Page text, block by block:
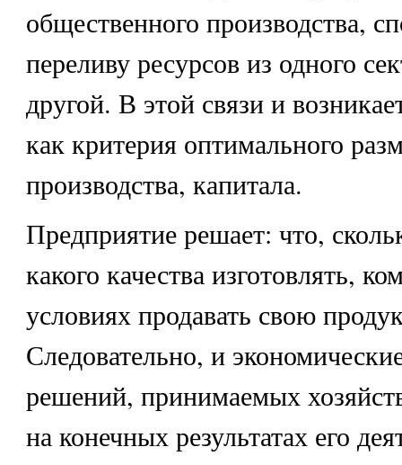
общественного производства,
переливу ресурсов из одного
другой. В этой связи и
как критерия оптимального
производства, капитала.
Предприятие решает: что,
какого качества изготовлять,
условиях продавать свою
Следовательно, и
решений, принимаемых
на конечных результатах его